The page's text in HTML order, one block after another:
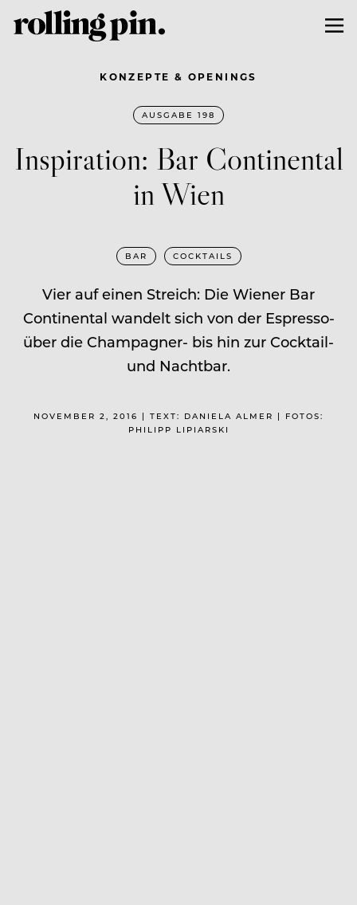
KONZEPTE & OPENINGS
AUSGABE 198
Inspiration: Bar Continental
in Wien
BAR COCKTAILS
Vier auf einen Streich: Die Wiener Bar
Continental wandelt sich von der Espresso-
über die Champagner- bis hin zur Cocktail-
und Nachtbar.
NOVEMBER 2, 2016 | TEXT: DANIELA ALMER | FOTOS:
PHILIPP LIPIARSKI